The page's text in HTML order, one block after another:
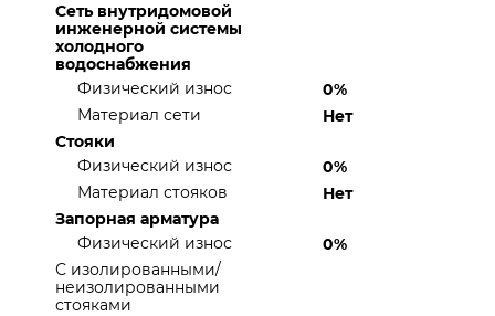
Сеть внутридомовой
инженерной системы
холодного
водоснабжения
Физический износ
0%
Материал сети
Нет
Стояки
Физический износ
0%
Материал стояков
Нет
Запорная арматура
Физический износ
0%
С изолированными/
неизолированными
стояками